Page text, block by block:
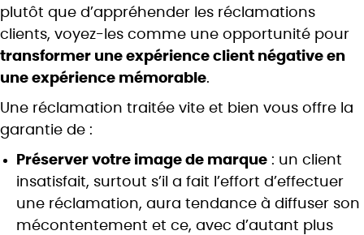
plutôt que d’appréhender les réclamations
clients, voyez-les comme une opportunité pour
transformer une expérience client négative en
une expérience mémorable.
Une réclamation traitée vite et bien vous offre la
garantie de :
Préserver votre image de marque : un client
insatisfait, surtout s’il a fait l’effort d’effectuer
une réclamation, aura tendance à diffuser son
mécontentement et ce, avec d’autant plus